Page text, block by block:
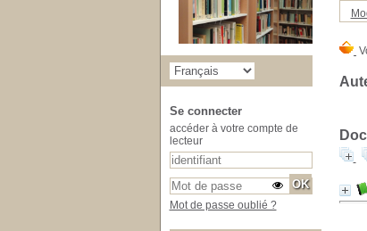
Se connecter
accéder à votre compte de
lecteur
Mot de passe oublié ?